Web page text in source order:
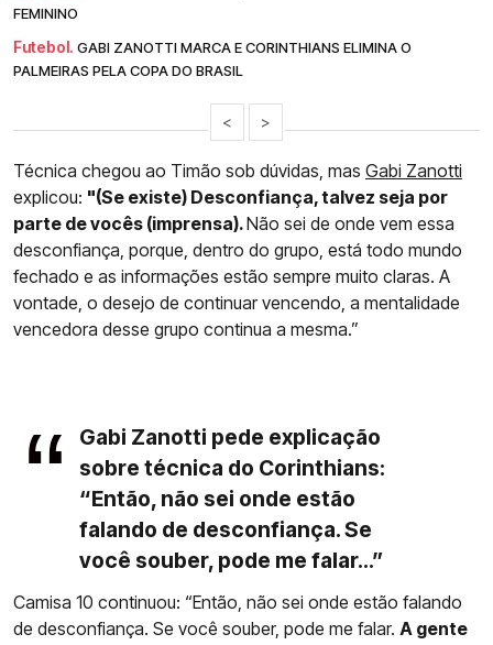
FEMININO
Futebol. GABI ZANOTTI MARCA E CORINTHIANS ELIMINA O
PALMEIRAS PELA COPA DO BRASIL
< >
Técnica chegou ao Timão sob dúvidas, mas Gabi Zanotti
explicou: "(Se existe) Desconfiança, talvez seja por
parte de vocês (imprensa).Não sei de onde vem essa
desconfiança, porque, dentro do grupo, está todo mundo
fechado e as informações estão sempre muito claras. A
vontade, o desejo de continuar vencendo, a mentalidade
vencedora desse grupo continua a mesma.”
Gabi Zanotti pede explicação
sobre técnica do Corinthians:
“Então, não sei onde estão
falando de desconfiança. Se
você souber, pode me falar...”
Camisa 10 continuou: “Então, não sei onde estão falando
de desconfiança. Se você souber, pode me falar. A gente